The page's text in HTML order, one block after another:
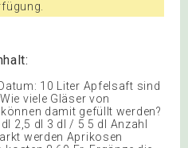
10 Liter Apfelsaft sind
viele Gläser von
damit gefüllt werden?
2,5 dl 3 dl / 5 5 dl Anzahl
werden Aprikosen